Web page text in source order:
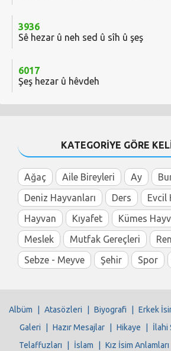
3936
Sê hezar û neh sed û sîh û şeş
6017
Şeş hezar û hêvdeh
KATEGORİYE GÖRE
Ağaç Aile Bireyleri Ay
Deniz Hayvanları
Ders Evcil
Hayvan
Kıyafet Kümes
Meslek
Mutfak Gereçleri
Sebze - Meyve
Şehir Spor
Albüm Atasözleri Biyografi Erkek
Galeri
Hazır Mesajlar Hikaye İlahi
Telaffuzları
İslam Kız İsim Anlamları